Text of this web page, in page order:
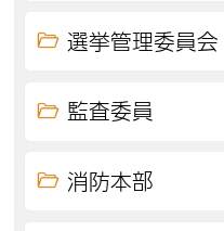
選挙管理委員会
監査委員
消防本部